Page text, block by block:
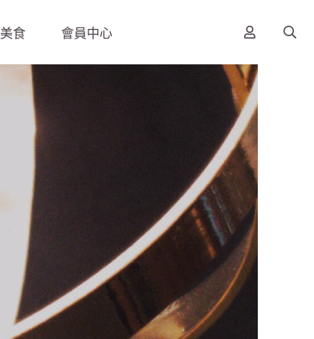
食 會員中心